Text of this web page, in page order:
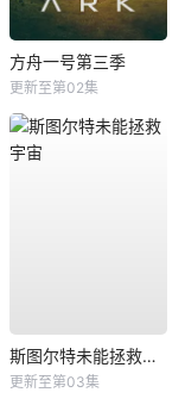
方舟一号第三季
更新至第02集
斯图尔特未能拯救宇宙
更新至第03集